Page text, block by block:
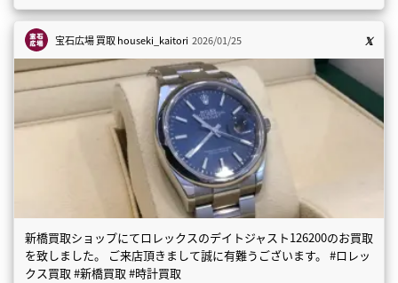
宝石広場 買取houseki_kaitori 2026/01/25
新橋買取ショップにてロレックスのデイトジャスト126200のお買取
を致しました。 ご来店頂きまして誠に有難うございます。 #ロレッ
クス買取 #新橋買取 #時計買取